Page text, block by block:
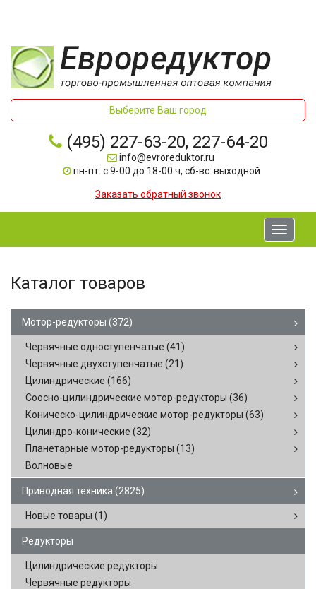
Выберите Ваш город
(495) 227-63-20, 227-64-20
info@evroreduktor.ru
пн-пт: с 9-00 до 18-00 ч, сб-вс: выходной
Заказать обратный звонок
Toggle
Каталог товаров
Мотор-редукторы (372)
Червячные одноступенчатые (41)
Червячные двухступенчатые (21)
Цилиндрические (166)
Соосно-цилиндрические мотор-редукторы (36)
Коническо-цилиндрические мотор-редукторы (63)
Цилиндро-конические (32)
Планетарные мотор-редукторы (13)
Волновые
Приводная техника (2825)
Новые товары (1)
Редукторы
Цилиндрические редукторы
Червячные редукторы